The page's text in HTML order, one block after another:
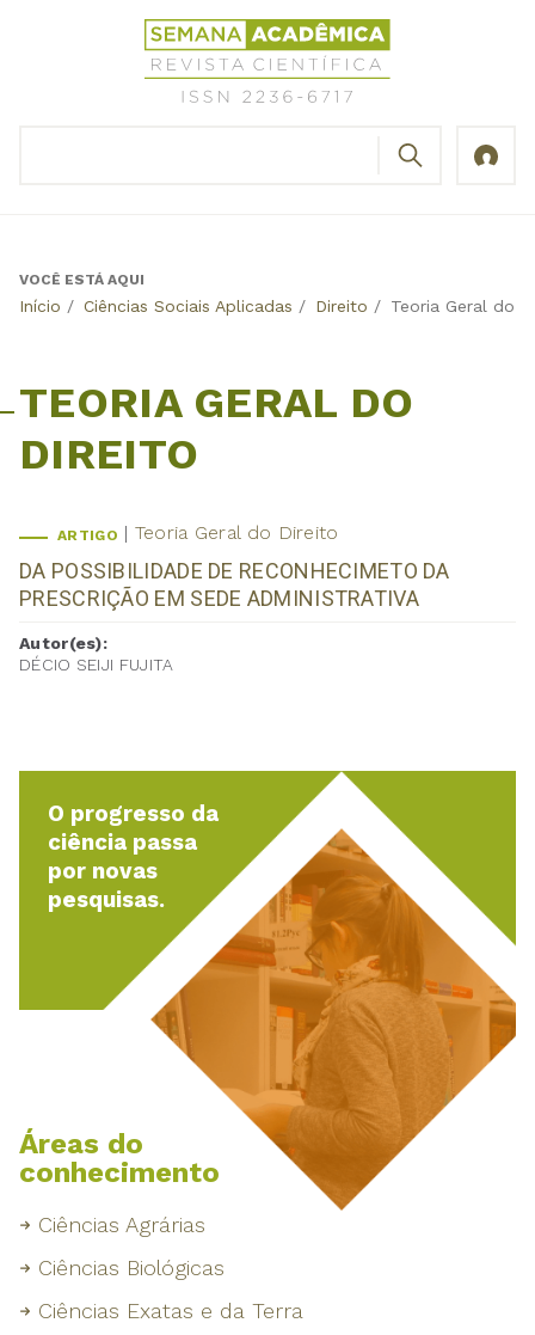
Revista
Científica
Semana
Back
VOCÊ ESTÁ AQUI
Início / Ciências Sociais Aplicadas / Direito / Teoria Geral do
TEORIA GERAL DO
DIREITO
ARTIGO Teoria Geral do Direito
DA POSSIBILIDADE DE RECONHECIMETO DA
PRESCRIÇÃO EM SEDE ADMINISTRATIVA
Autor(es):
DÉCIO SEIJI FUJITA
O progresso da
ciência passa
por novas
pesquisas.
Áreas do
conhecimento
Ciências Agrárias
Ciências Biológicas
Ciências Exatas e da Terra